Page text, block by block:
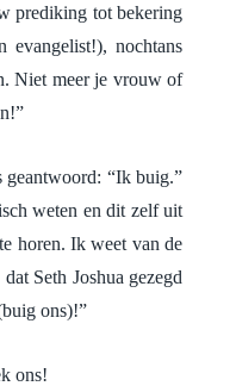
prediking tot bekering
nochtans
Niet meer je vrouw of
geantwoord: “Ik buig.”
weten en dit zelf uit
horen. Ik weet van de
Seth Joshua gezegd
ons)!”
ons!